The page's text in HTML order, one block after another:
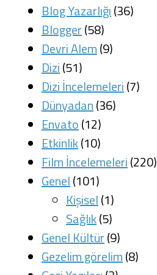
Blog Yazarlığı(36)
Blogger(58)
Devri Alem(9)
Dizi(51)
Dizi İncelemeleri(7)
Dünyadan(36)
Envato(12)
Etkinlik(10)
Film İncelemeleri(220)
Genel(101)
Kişisel(1)
Sağlık(5)
Genel Kültür(9)
Gezelim görelim(8)